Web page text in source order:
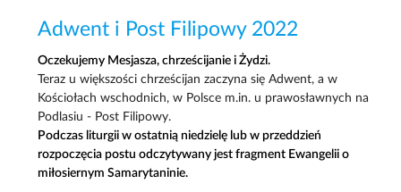
Adwent i Post Filipowy 2022
Oczekujemy Mesjasza, chrześcijanie i Żydzi.
Teraz u większości chrześcijan zaczyna się Adwent, a w
Kościołach wschodnich, w Polsce m.in. u prawosławnych na
Podlasiu - Post Filipowy.
Podczas liturgii w ostatnią niedzielę lub w przeddzień
rozpoczęcia postu odczytywany jest fragment Ewangelii o
miłosiernym Samarytaninie.